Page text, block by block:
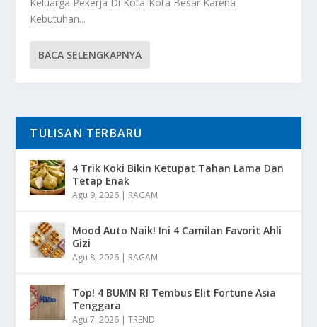
Keluarga Pekerja Di Kota-Kota Besar Karena
Kebutuhan...
BACA SELENGKAPNYA
TULISAN TERBARU
4 Trik Koki Bikin Ketupat Tahan Lama Dan
Tetap Enak
Agu 9, 2026 | RAGAM
Mood Auto Naik! Ini 4 Camilan Favorit Ahli
Gizi
Agu 8, 2026 | RAGAM
Top! 4 BUMN RI Tembus Elit Fortune Asia
Tenggara
Agu 7, 2026 |TREND